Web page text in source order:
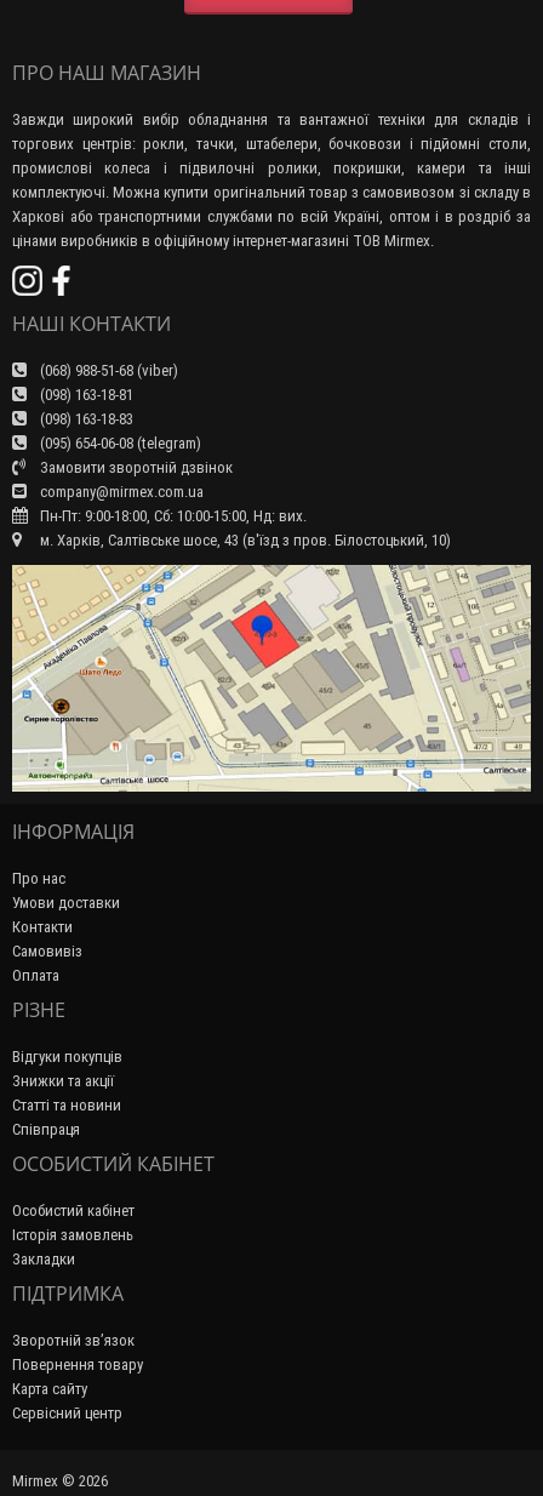
ПРО НАШ МАГАЗИН
Завжди широкий вибір обладнання та вантажної техніки для складів і
торгових центрів: рокли, тачки, штабелери, бочковози і підйомні столи,
промислові колеса і підвилочні ролики, покришки, камери та інші
комплектуючі. Можна купити оригінальний товар з самовивозом зі складу в
Харкові або транспортними службами по всій Україні, оптом і в роздріб за
цінами виробників в офіційному інтернет-магазині ТОВ Mirmex.
НАШІ КОНТАКТИ
(068) 988-51-68 (viber)
(098) 163-18-81
(098) 163-18-83
(095) 654-06-08 (telegram)
Замовити зворотній дзвінок
company@mirmex.com.ua
Пн-Пт: 9:00-18:00, Сб: 10:00-15:00, Нд: вих.
м. Харків, Салтівське шосе, 43 (в'їзд з пров. Білостоцький, 10)
ІНФОРМАЦІЯ
Про нас
Умови доставки
Контакти
Самовивіз
Оплата
РІЗНЕ
Відгуки покупців
Знижки та акції
Статті та новини
Співпраця
ОСОБИСТИЙ КАБІНЕТ
Особистий кабінет
Історія замовлень
Закладки
ПІДТРИМКА
Зворотній зв’язок
Повернення товару
Карта сайту
Сервісний центр
Mirmex © 2026